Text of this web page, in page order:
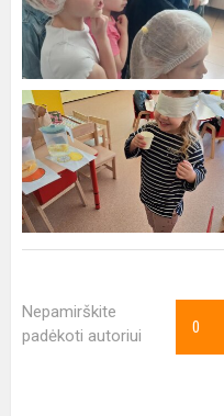
Nepamirškite
padėkoti autoriui
0